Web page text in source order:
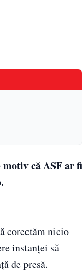
că ASF ar fi
corectăm nicio
instanței să
de presă.